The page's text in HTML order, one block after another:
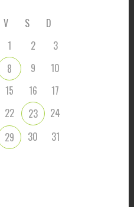
V S
D
1 2
3
8 9
10
15 16
17
22 23
24
29 30 31